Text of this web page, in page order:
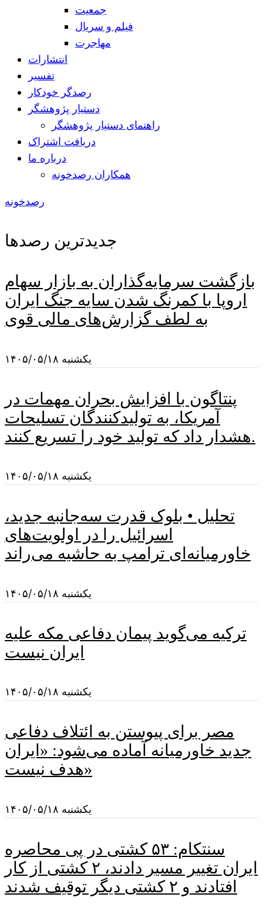
جمعیت
فیلم و سریال
مهاجرت
انتشارات
تفسیر
رصدگر خودکار
دستیار پژوهشگر
راهنمای دستیار پژوهشگر
دریافت اشتراک
درباره ما
همکاران رصدخونه
رصدخونه
جدیدترین رصدها
بازگشت سرمایه‌گذاران به بازار سهام
اروپا با کمرنگ شدن سایه جنگ ایران
به لطف گزارش‌های مالی قوی
یکشنبه ۱۴۰۵/۰۵/۱۸
پنتاگون با افزایش بحران مهمات در
آمریکا، به تولیدکنندگان تسلیحات
هشدار داد که تولید خود را تسریع کنند.
یکشنبه ۱۴۰۵/۰۵/۱۸
تحلیل • بلوک قدرت سه‌جانبه جدید،
اسرائیل را در اولویت‌های
خاورمیانه‌ای ترامپ به حاشیه می‌راند
یکشنبه ۱۴۰۵/۰۵/۱۸
ترکیه می‌گوید پیمان دفاعی مکه علیه
ایران نیست
یکشنبه ۱۴۰۵/۰۵/۱۸
مصر برای پیوستن به ائتلاف دفاعی
جدید خاورمیانه آماده می‌شود: «ایران
هدف نیست»
یکشنبه ۱۴۰۵/۰۵/۱۸
سنتکام: ۵۳ کشتی در پی محاصره
ایران تغییر مسیر دادند، ۲ کشتی از کار
افتادند و ۲ کشتی دیگر توقیف شدند